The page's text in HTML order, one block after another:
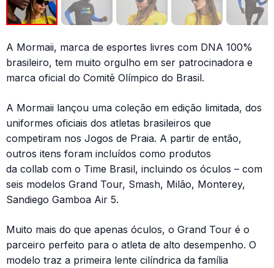
A Mormaii, marca de esportes livres com DNA 100%
brasileiro, tem muito orgulho em ser patrocinadora e
marca oficial do Comitê Olímpico do Brasil.
A Mormaii lançou uma coleção em edição limitada, dos
uniformes oficiais dos atletas brasileiros que
competiram nos Jogos de Praia. A partir de então,
outros itens foram incluídos como produtos
da collab com o Time Brasil, incluindo os óculos – com
seis modelos Grand Tour, Smash, Milão, Monterey,
Sandiego Gamboa Air 5.
Muito mais do que apenas óculos, o Grand Tour é o
parceiro perfeito para o atleta de alto desempenho. O
modelo traz a primeira lente cilíndrica da família